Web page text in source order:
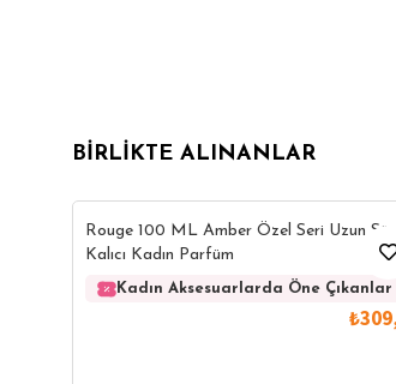
BIRLIKTE ALINANLAR
Rouge 100 ML Amber Özel Seri Uzun
Kalıcı Kadın Parfüm
Kadın Aksesuarlarda Öne Çıkanlar